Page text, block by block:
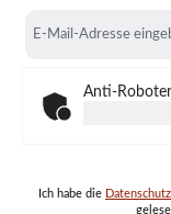
Mail-
Anti-
Ich habe die